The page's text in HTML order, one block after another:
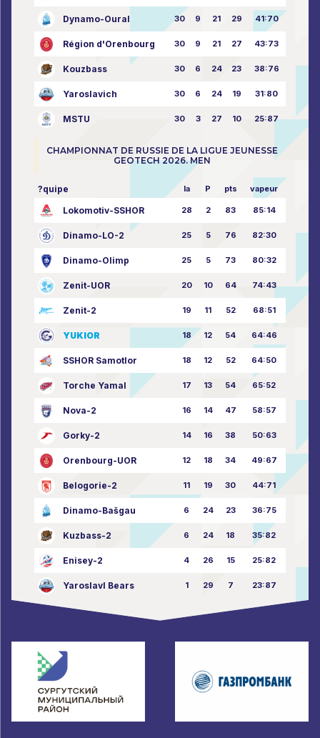
Dynamo-Oural 30 9 21 29 41:70
Région d'Orenbourg 30 9 21 27 43:73
Kouzbass 30 6 24 23 38:76
Yaroslavich 30 6 24 19 31:80
MSTU 30 3 27 10 25:87
CHAMPIONNAT DE RUSSIE DE LA LIGUE JEUNESSE
GEOTECH 2026. MEN
?quipe la P pts vapeur
Lokomotiv-SSHOR 28 2 83 85:14
Dinamo-LO-2 25 5 76 82:30
Dinamo-Olimp 25 5 73 80:32
Zenit-UOR 20 10 64 74:43
Zenit-2 19 11 52 68:51
YUKIOR 18 12 54 64:46
SSHOR Samotlor 18 12 52 64:50
Torche Yamal 17 13 54 65:52
Nova-2 16 14 47 58:57
Gorky-2 14 16 38 50:63
Orenbourg-UOR 12 18 34 49:67
Belogorie-2 11 19 30 44:71
Dinamo-Bašgau 6 24 23 36:75
Kuzbass-2 6 24 18 35:82
Enisey-2 4 26 15 25:82
Yaroslavl Bears 1 29 7 23:87